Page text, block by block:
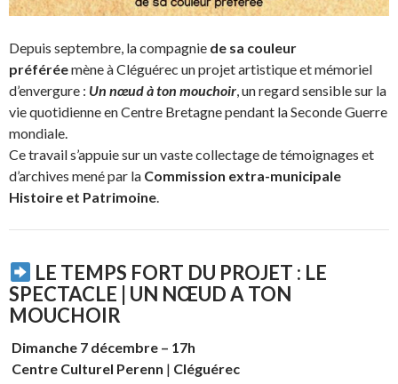
Depuis septembre, la compagnie de sa couleur
préféréemène à Cléguérec un projet artistique et mémoriel
d’envergure : Un nœud à ton mouchoir , un regard sensible sur la
vie quotidienne en Centre Bretagne pendant la Seconde Guerre
mondiale.
Ce travail s’appuie sur un vaste collectage de témoignages et
d’archives mené par la Commission extra-municipale
Histoire et Patrimoine
LE TEMPS FORT DU PROJET : LE
SPECTACLE | UN NŒUD A TON
MOUCHOIR
Dimanche 7 décembre – 17h
Centre Culturel Perenn | Cléguérec